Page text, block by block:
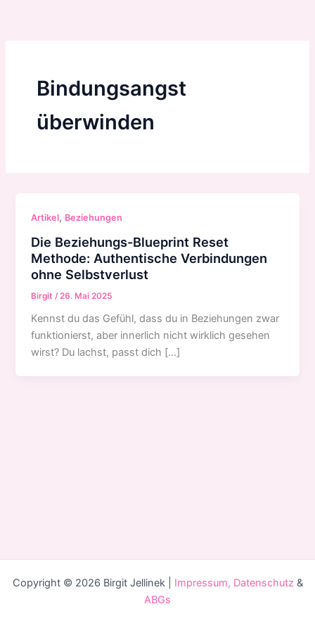
Bindungsangst
überwinden
Artikel, Beziehungen
Die Beziehungs-Blueprint Reset
Methode: Authentische Verbindungen
ohne Selbstverlust
Birgit /26. Mai 2025
Kennst du das Gefühl, dass du in Beziehungen zwar
funktionierst, aber innerlich nicht wirklich gesehen
wirst? Du lachst, passt dich […]
Copyright © 2026 Birgit Jellinek | Impressum, Datenschutz &
ABGs